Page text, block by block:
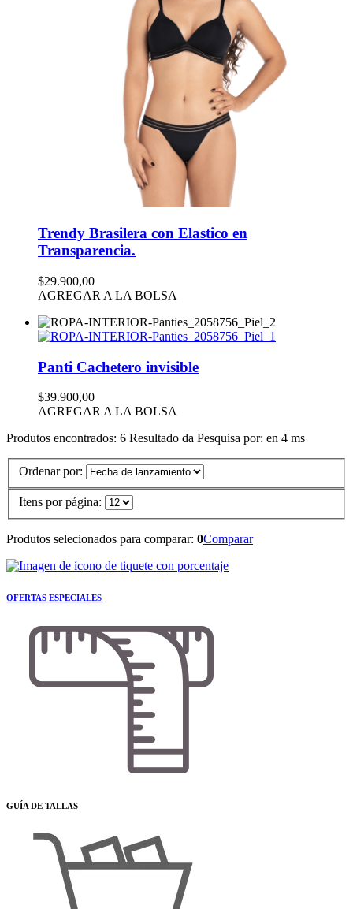
Trendy Brasilera con Elastico en
Transparencia.
$29.900,00
AGREGAR A LA BOLSA
Panti Cachetero invisible
$39.900,00
AGREGAR A LA BOLSA
Produtos encontrados: 6 Resultado da Pesquisa por: en 4 ms
Ordenar por:
Itens por página:
Produtos selecionados para comparar: 0Comparar
OFERTAS ESPECIALES
GUÍA DE TALLAS